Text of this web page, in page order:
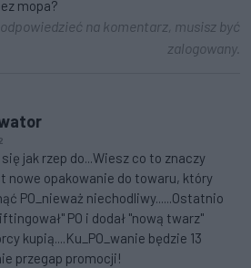
mopa?
odpowiedzieć na komentarz, musisz być
zalogowany.
jak rzep do...Wiesz co to znaczy
nowe opakowanie do towaru, który
PO_nieważ niechodliwy......Ostatnio
PO i dodał "nową twarz"
kupią....Ku_PO_wanie będzie 13
przegap promocji!